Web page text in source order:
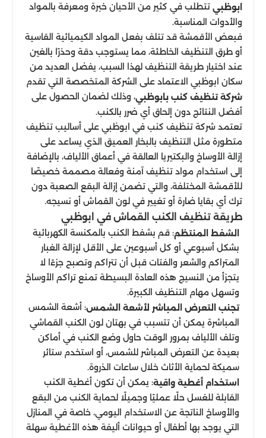
ابوظبي تتطلب في كثير من الأحيان خبرة ومعرفة بالمواد
والأدوات المناسبة.
فبعض الأقمشة قد تتلف بفعل المواد الكيميائية القاسية
أو طرق التنظيف الخاطئة، مما يستوجب دقة وحذرًا بالغين
عند اختيار طريقة التنظيف لهذا السبب، يفضل العديد من
سكان ابوظبي الاعتماد على الشركة المتخصصة التي تقدم
شركة تنظيف كنب بابوظبي، وذلك لضمان الحصول على
أفضل النتائج دون إلحاق أي ضرر بالكنب.
تعتمد شركة تنظيف كنب في ابوظبي على أساليب تنظيف
متطورة مثل التنظيف بالبخار العميق الذي يساعد على
إزالة الأوساخ والبكتيريا العالقة في أعماق الألياف، بالإضافة
إلى استخدام مواد تنظيف آمنة وفعالة مصممة خصيصًا
للأقمشة المختلفة، والتي تضمن إزالة البقع الصعبة دون
ترك أي بقايا ضارة أو تغيير في لون القماش أو نسيجه.
طريقة تنظيف الكنب القماش في ابوظبي
الشفط المنتظم: قم بشفط الكنب بالمكنسة الكهربائية
بشكل أسبوعي أو كل أسبوعين على الأقل لإزالة الغبار
المتراكم والشعر والفتات قبل أن تتراكم وتصبح جزءًا لا
يتجزأ من النسيج هذه العادة البسيطة تمنع تراكم الأوساخ
وتسهل مهام التنظيف الكبيرة.
تجنب التعرض المباشر لأشعة الشمس: أشعة الشمس
المباشرة يمكن أن تتسبب في بهتان لون الكنب القماشي
وتلف الألياف بمرور الوقت حاول وضع الكنب في أماكن
بعيدة عن التعرض المباشر للشمس، أو استخدم ستائر
سميكة لحماية الأثاث خلال ساعات الذروة.
استخدام أغطية واقية: يمكن أن تكون أغطية الكنب
القابلة للغسل حلًا عمليًا وجميلًا لحماية الكنب من البقع
والأوساخ الناتجة عن الاستخدام اليومي، خاصة في المنازل
التي يوجد بها أطفال أو حيوانات أليفة هذه الأغطية سهلة